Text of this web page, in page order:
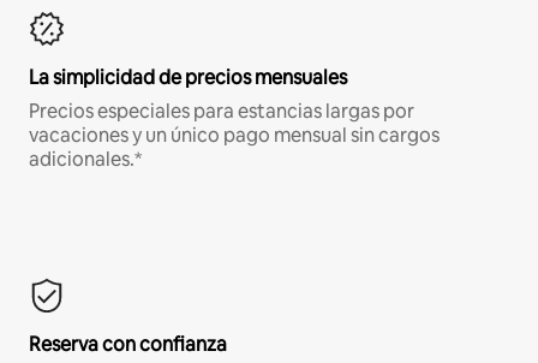
La simplicidad de precios mensuales
Precios especiales para estancias largas por
vacaciones y un único pago mensual sin cargos
adicionales.*
Reserva con confianza